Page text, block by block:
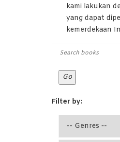
kami lakukan
yang dapat
kemerdekaan
Filter by: